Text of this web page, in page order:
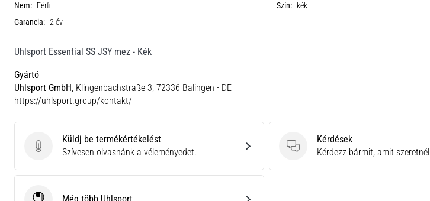
Nem: Férfi Szín: kék
Garancia: 2 év
Uhlsport Essential SS JSY mez - Kék
Gyártó
Uhlsport GmbH, Klingenbachstraße 3, 72336 Balingen - DE
https://uhlsport.group/kontakt/
Küldj be termékértékelést
Küldj be termékértékelést
Szívesen olvasnánk a véleményedet.
Kérdések
Kérdések
Kérdezz bármit, amit szeretnél